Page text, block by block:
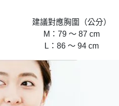
建議對應胸圍（公分）
M：79 ～ 87 cm
L：86 ～ 94 cm